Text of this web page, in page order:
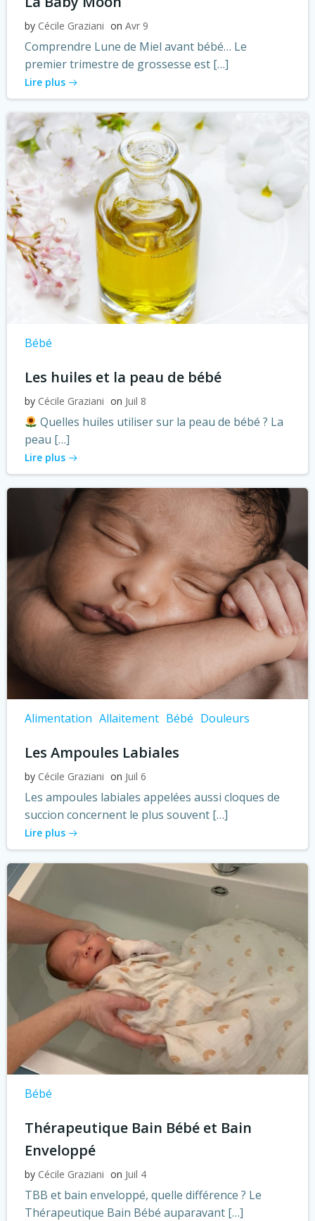
by Cécile Graziani on Avr 9
Comprendre Lune de Miel avant bébé… Le
premier trimestre de grossesse est […]
Lire plus
Bébé
Les huiles et la peau de bébé
by Cécile Graziani on Juil 8
Quelles huiles utiliser sur la peau de bébé ? La
peau […]
Lire plus
Alimentation Allaitement Bébé Douleurs
Les Ampoules Labiales
by Cécile Graziani on Juil 6
Les ampoules labiales appelées aussi cloques de
succion concernent le plus souvent […]
Lire plus
Bébé
Thérapeutique Bain Bébé et Bain
Enveloppé
by Cécile Graziani on Juil 4
TBB et bain enveloppé, quelle différence ? Le
Thérapeutique Bain Bébé auparavant […]